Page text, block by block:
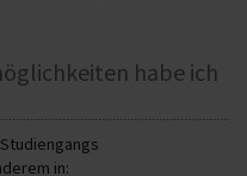
habe ich
in: